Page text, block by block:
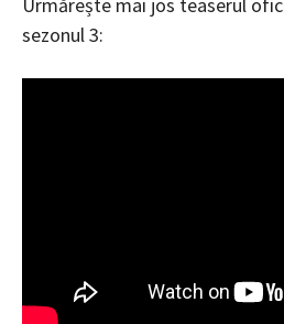
sezonul 3: